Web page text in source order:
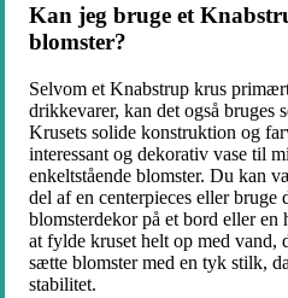
Kan jeg bruge et
blomster?
Selvom et Knabstrup krus
drikkevarer, kan det også bruges
Krusets solide konstruktion og
interessant og dekorativ vase til
enkeltstående blomster. Du kan
del af en centerpieces eller bruge
blomsterdekor på et bord eller
at fylde kruset helt op med vand,
sætte blomster med en tyk stilk,
stabilitet.